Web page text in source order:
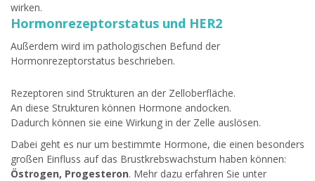
wirken.
Hormonrezeptorstatus und HER2
Außerdem wird im pathologischen Befund der
Hormonrezeptorstatus beschrieben.
Rezeptoren sind Strukturen an der Zelloberfläche.
An diese Strukturen können Hormone andocken.
Dadurch können sie eine Wirkung in der Zelle auslösen.
Dabei geht es nur um bestimmte Hormone, die einen besonders
großen Einfluss auf das Brustkrebswachstum haben können:
Östrogen, Progesteron. Mehr dazu erfahren Sie unter